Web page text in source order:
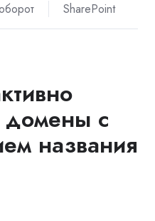
SharePoint
домены с
названия